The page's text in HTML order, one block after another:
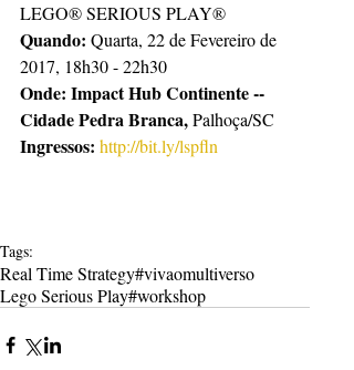
LEGO® SERIOUS PLAY®
Quando: Quarta, 22 de Fevereiro de
2017, 18h30 - 22h30
Onde: Impact Hub Continente --
Cidade Pedra Branca, Palhoça/SC
Ingressos: http://bit.ly/lspfln
Tags:
Real Time Strategy#vivaomultiverso
Lego Serious Play#workshop